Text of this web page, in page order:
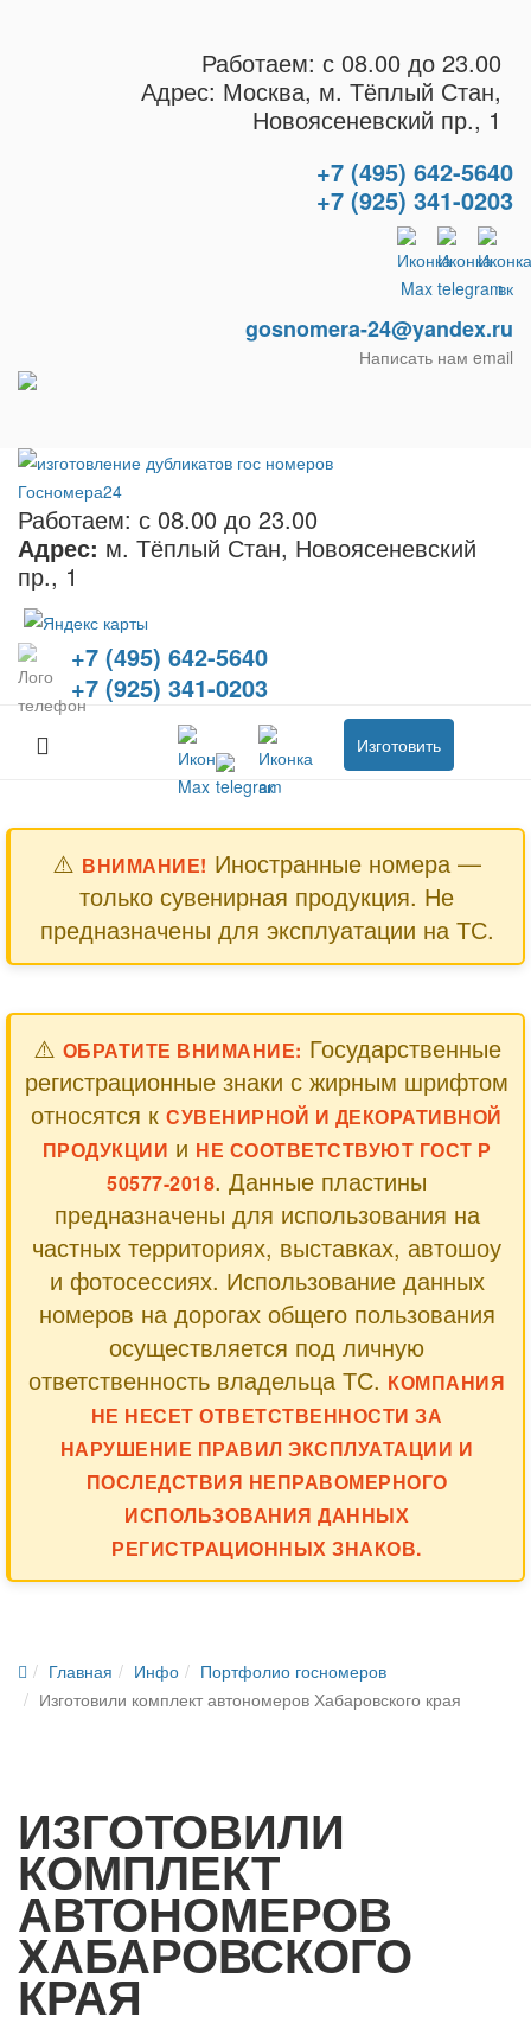
Работаем: с 08.00 до 23.00
Адрес: Москва, м. Тёплый Стан,
Новоясеневский пр., 1
+7 (495) 642-5640
+7 (925) 341-0203
gosnomera-24@yandex.ru
Написать нам email
Работаем: с 08.00 до 23.00
Адрес: м. Тёплый Стан, Новоясеневский
пр., 1
+7 (495) 642-5640
+7 (925) 341-0203
Изготовить
⚠️ ВНИМАНИЕ! Иностранные номера —
только сувенирная продукция. Не
предназначены для эксплуатации на ТС.
⚠️ ОБРАТИТЕ ВНИМАНИЕ: Государственные
регистрационные знаки с жирным шрифтом
относятся кСУВЕНИРНОЙ И ДЕКОРАТИВНОЙ
ПРОДУКЦИИ и НЕ СООТВЕТСТВУЮТ ГОСТ Р
50577-2018. Данные пластины
предназначены для использования на
частных территориях, выставках, автошоу
и фотосессиях. Использование данных
номеров на дорогах общего пользования
осуществляется под личную
ответственность владельца ТС. КОМПАНИЯ
НЕ НЕСЕТ ОТВЕТСТВЕННОСТИ ЗА
НАРУШЕНИЕ ПРАВИЛ ЭКСПЛУАТАЦИИ И
ПОСЛЕДСТВИЯ НЕПРАВОМЕРНОГО
ИСПОЛЬЗОВАНИЯ ДАННЫХ
РЕГИСТРАЦИОННЫХ ЗНАКОВ.
Главная Инфо
Портфолио госномеров
Изготовили комплект автономеров Хабаровского края
ИЗГОТОВИЛИ
КОМПЛЕКТ
АВТОНОМЕРОВ
ХАБАРОВСКОГО
КРАЯ